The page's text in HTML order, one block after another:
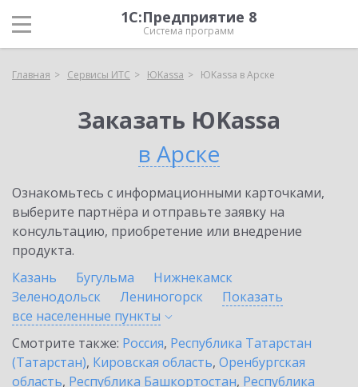
1С:Предприятие 8
Система программ
Главная Сервисы ИТС ЮKassa ЮKassa в Арске
Заказать ЮKassa
в Арске
Ознакомьтесь с информационными карточками,
выберите партнёра и отправьте заявку на
консультацию, приобретение или внедрение
продукта.
Казань
Бугульма
Нижнекамск
Зеленодольск
Лениногорск
Показать
все населенные пункты
Смотрите также: Россия, Республика Татарстан
(Татарстан), Кировская область, Оренбургская
область, Республика Башкортостан, Республика